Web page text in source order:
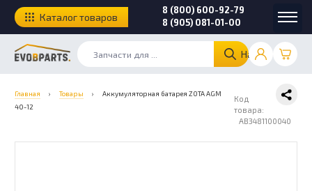
Найти
8 (800) 600-92-79
8 (905) 081-01-00
Каталог товаров
Главная › Товары ›
Аккумуляторная батарея ZOTA AGM
40-12
Код
товара:
AB3481100040